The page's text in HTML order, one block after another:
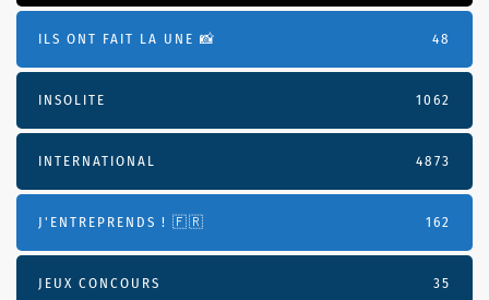
ILS ONT FAIT LA UNE 📸 48
INSOLITE 1062
INTERNATIONAL 4873
J'ENTREPRENDS ! 🇫🇷 162
JEUX CONCOURS 35